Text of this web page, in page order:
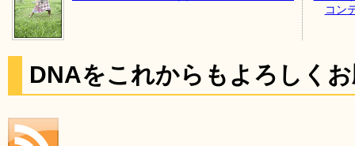
コン
DNAをこれからもよろしく